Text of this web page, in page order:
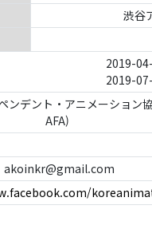
渋谷
2019-
2019-
ンデント・アニメーション
AFA)
akoinkr@gmail.com